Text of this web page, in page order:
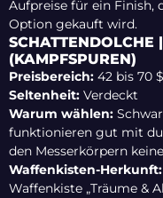
Aufpreise für ein Finish,
Option gekauft wird.
SCHATTENDOLCHE
(KAMPFSPUREN)
Preisbereich: 42 bis 70 $
Seltenheit: Verdeckt
Warum wählen:
funktionieren gut mit
den Messerkörpern
Waffenkisten-Herkunft:
Waffenkiste „Träume &